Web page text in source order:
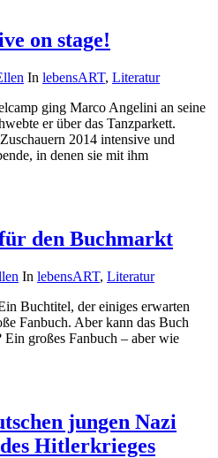
on stage!
In lebensART, Literatur
ging Marco Angelini an seine
er über das Tanzparkett.
2014 intensive und
in denen sie mit ihm
den Buchmarkt
In lebensART, Literatur
Buchtitel, der einiges erwarten
Fanbuch. Aber kann das Buch
Ein großes Fanbuch – aber wie
jungen Nazi
Hitlerkrieges